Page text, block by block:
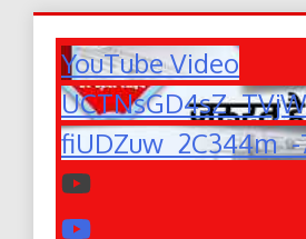
YouTube Video
fiUDZuw_2C344m_-